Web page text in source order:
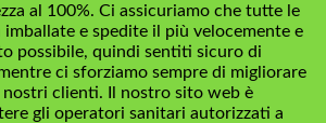
al 100%. Ci assicuriamo che tutte le
imballate e spedite il più velocemente e
possibile, quindi sentiti sicuro di
ci sforziamo sempre di migliorare
nostri clienti. Il nostro sito web è
gli operatori sanitari autorizzati a